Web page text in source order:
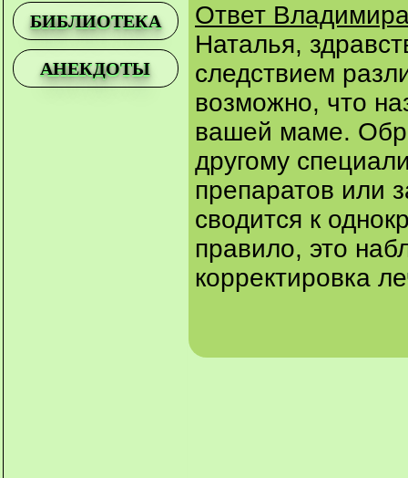
БИБЛИОТЕКА
АНЕКДОТЫ
Ответ
Наталья,
следствием
возможно, что
вашей маме.
другому
препаратов или
сводится к
правило, это
корректировка